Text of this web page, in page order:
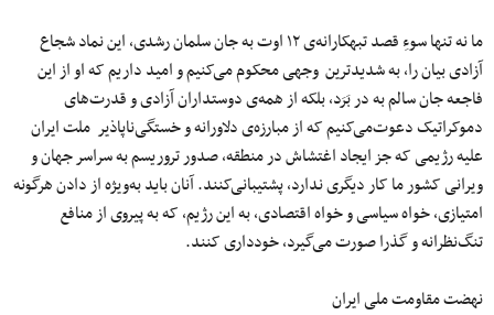
ما نه تنها سوءِ قصد تبهکارانه‌‌ی ۱۲ اوت به جان سلمان رشدی، این نماد شجاع
آزادی بیان را، به شدیدترین وجهی محکوم‌ می‌کنیم و امید داریم که او از این
فاجعه جان سالم‌ به‌ در بَرَد، بلکه از همه‌ی دوستداران آزادی و قدرت‌های
دموکراتیک دعوت‌می‌کنیم که از مبارزه‌ی دلاورانه و خستگی‌ناپاذیر ملت ایران
علیه رژیمی که جز ایجاد اغتشاش در منطقه، صدور تروریسم به سراسر جهان و
ویرانی کشور ما کار دیگری ندارد، پشتیبانی‌کنند. آنان باید به‌ویژه از دادن هرگونه
امتیازی، خواه سیاسی و خواه اقتصادی، به این رژیم، که به پیروی از منافع
تنگ‌نظرانه و گذرا صورت‌ می‌گیرد، خودداری‌ کنند.
نهضت مقاومت ملی ایران